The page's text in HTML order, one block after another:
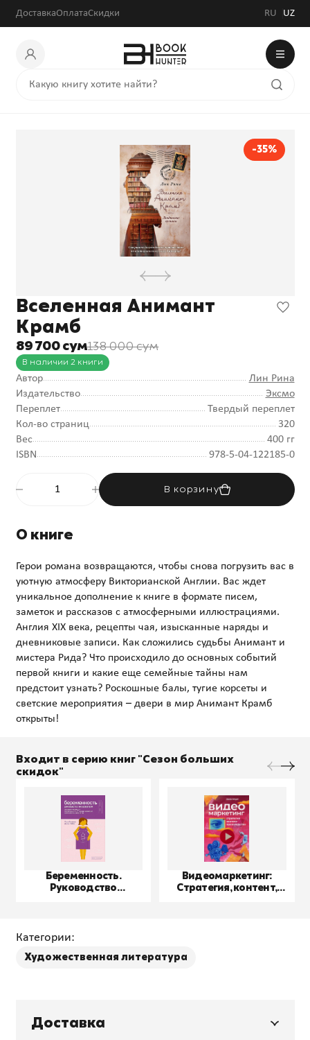
ДоставкаОплатаСкидки RU UZ
-35%
Вселенная Анимант
Крамб
89 700 сум138 000 сум
В наличии 2 книги
Автор
Лин Рина
Издательство
Эксмо
Переплет
Твердый переплет
Кол-во страниц
320
Вес
400 гг
ISBN
978-5-04-122185-0
В корзину
О книге
Герои романа возвращаются, чтобы снова погрузить вас в
уютную атмосферу Викторианской Англии. Вас ждет
уникальное дополнение к книге в формате писем,
заметок и рассказов с атмосферными иллюстрациями.
Англия XIX века, рецепты чая, изысканные наряды и
дневниковые записи. Как сложились судьбы Анимант и
мистера Рида? Что происходило до основных событий
первой книги и какие еще семейные тайны нам
предстоит узнать? Роскошные балы, тугие корсеты и
светские мероприятия – двери в мир Анимант Крамб
Входит в серию книг "Сезон больших
скидок"
Беременность.
Руководство
Видеомаркетинг:
Стратегия, контент,
Категории:
Художественная литература
Доставка